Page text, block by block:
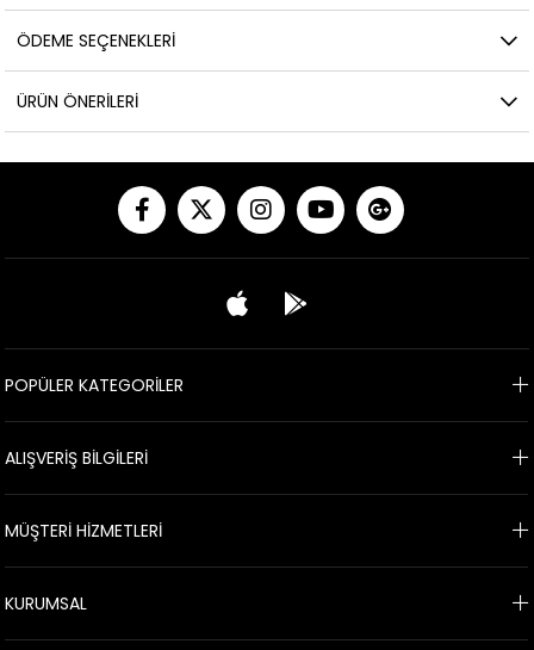
ÖDEME SEÇENEKLERI
ÜRÜN ÖNERILERI
POPÜLER KATEGORİLER
ALIŞVERİŞ BİLGİLERİ
MÜŞTERİ HİZMETLERİ
KURUMSAL